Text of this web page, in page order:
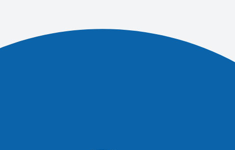
зарплаты с 1
в